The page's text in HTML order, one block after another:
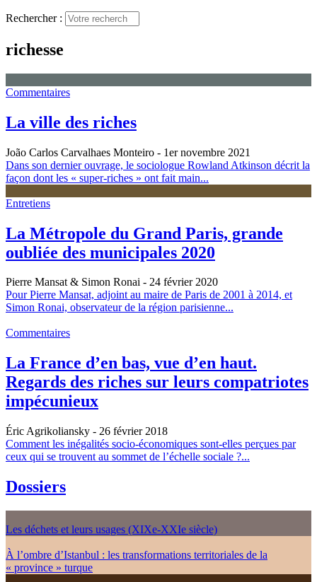
Rechercher :
richesse
Commentaires
La ville des riches
João Carlos Carvalhaes Monteiro - 1er novembre 2021
Dans son dernier ouvrage, le sociologue Rowland Atkinson décrit la
façon dont les « super-riches » ont fait main...
Entretiens
La Métropole du Grand Paris, grande
oubliée des municipales 2020
Pierre Mansat & Simon Ronai - 24 février 2020
Pour Pierre Mansat, adjoint au maire de Paris de 2001 à 2014, et
Simon Ronai, observateur de la région parisienne...
Commentaires
La France d’en bas, vue d’en haut.
Regards des riches sur leurs compatriotes
impécunieux
Éric Agrikoliansky - 26 février 2018
Comment les inégalités socio-économiques sont-elles perçues par
ceux qui se trouvent au sommet de l’échelle sociale ?...
Dossiers
Les déchets et leurs usages (XIXe-XXIe siècle)
À l’ombre d’Istanbul : les transformations territoriales de la
« province » turque